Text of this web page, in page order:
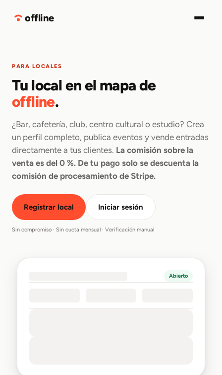
offline
PARA LOCALES
Tu local en el mapa de
offline.
¿Bar, cafetería, club, centro cultural o estudio? Crea
un perfil completo, publica eventos y vende entradas
directamente a tus clientes. La comisión sobre la
venta es del 0 %. De tu pago solo se descuenta la
comisión de procesamiento de Stripe.
Registrar local Iniciar sesión
Sin compromiso · Sin cuota mensual · Verificación manual
Abierto